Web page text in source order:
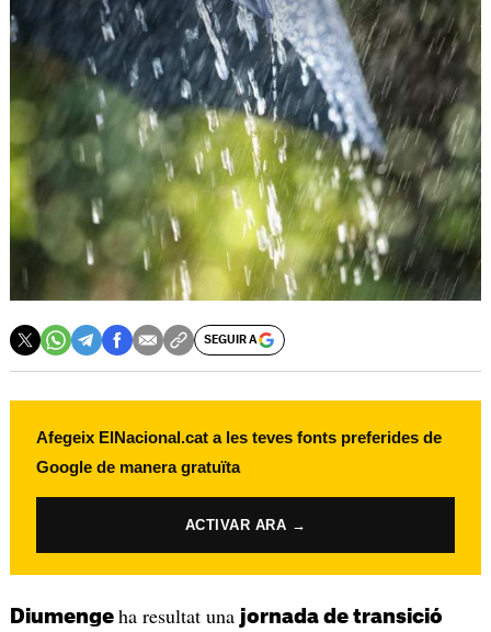
SEGUIR A
Afegeix ElNacional.cat a les teves fonts preferides de
Google de manera gratuïta
ACTIVAR ARA →
Diumenge ha resultat una jornada de transició